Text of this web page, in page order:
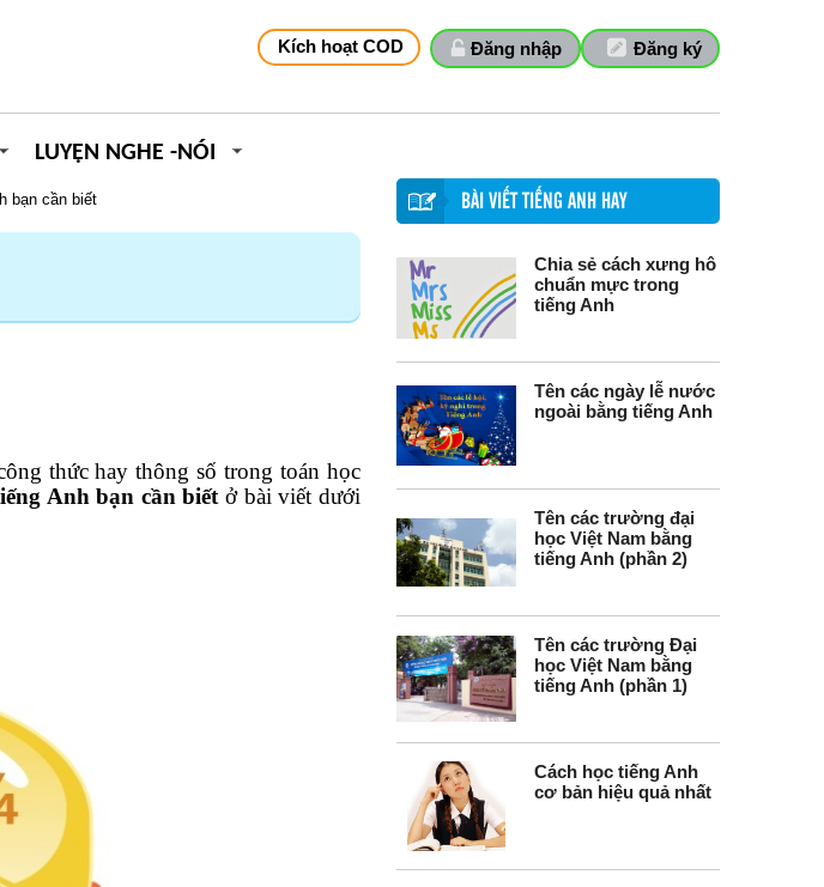
Đăng ký
Đăng nhập
Kích hoạt COD
LUYỆN NGHE -NÓI
BÀI VIẾT TIẾNG ANH HAY
Chia sẻ cách xưng hô
chuẩn mực trong
tiếng Anh
Tên các ngày lễ nước
ngoài bằng tiếng Anh
Tên các trường đại
học Việt Nam bằng
tiếng Anh (phần 2)
Tên các trường Đại
học Việt Nam bằng
tiếng Anh (phần 1)
Cách học tiếng Anh
cơ bản hiệu quả nhất
bạn cần biết
thức hay thông số trong toán học
Anh bạn cần biết ở bài viết dưới